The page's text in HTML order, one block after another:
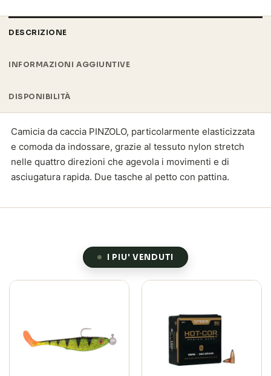
DESCRIZIONE
INFORMAZIONI AGGIUNTIVE
DISPONIBILITÀ
Camicia da caccia PINZOLO, particolarmente elasticizzata
e comoda da indossare, grazie al tessuto nylon stretch
nelle quattro direzioni che agevola i movimenti e di
asciugatura rapida. Due tasche al petto con pattina.
I PIU' VENDUTI